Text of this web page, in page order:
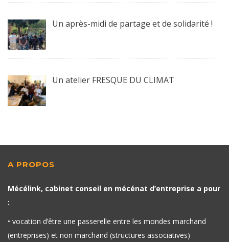
Un après-midi de partage et de solidarité !
Un atelier FRESQUE DU CLIMAT
A PROPOS
Mécélink, cabinet conseil en mécénat d’entreprise a pour
:
• vocation d’être une passerelle entre les mondes marchand
(entreprises) et non marchand (structures associatives)